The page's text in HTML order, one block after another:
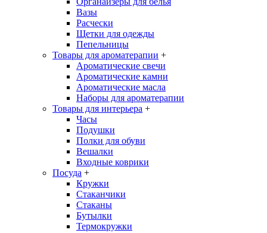
Вазы
Расчески
Щетки для одежды
Пепельницы
Товары для ароматерапии +
Ароматические свечи
Ароматические камни
Ароматические масла
Наборы для ароматерапии
Товары для интерьера +
Часы
Подушки
Полки для обуви
Вешалки
Входные коврики
Посуда +
Кружки
Стаканчики
Стаканы
Бутылки
Термокружки